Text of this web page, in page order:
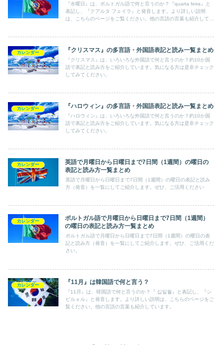
『水曜日』は、ポルトガル語で何と言うのか？『quarta feira』と
表記し、『クアルタ フェイラ』と発音します。より詳しい説明
は、こちらのページをご覧ください。他の言語の言葉も紹介してい
カレンダー 『クリスマス』の多言語・外国語表記と読み一覧まとめ
『クリスマス』は、いろいろな外国語で何と言うのか？約10か国
語で表記と読み方をご紹介しています。気になる方は是非チェック
してみてください。
カレンダー 『ハロウィン』の多言語・外国語表記と読み一覧まとめ
『ハロウィン』は、いろいろな外国語で何と言うのか？約10か国
語で表記と読み方をご紹介しています。気になる方は是非チェック
してみてください。
カレンダー
英語で月曜日から日曜日まで7日間（1週間）の曜日の
表記と読み方一覧まとめ
英語で月曜日から日曜日まで7日間（1週間）の曜日の表記と読み
方（発音）を一覧にしてご紹介します。ぜひ、ご活用ください
カレンダー
ポルトガル語で月曜日から日曜日まで7日間（1週間）
の曜日の表記と読み方一覧まとめ
ポルトガル語で月曜日から日曜日まで7日間（1週間）の曜日の表
記と読み方（発音）を一覧にしてご紹介します。ぜひ、ご活用くだ
さい。
カレンダー 『11月』は韓国語で何と言う？
『11月』は、韓国語で何と言うのか？『 십일월』と表記し、『シ
ビルォル』と発音します。より詳しい説明は、こちらのページをご
覧ください。他の言語の言葉も紹介しています。